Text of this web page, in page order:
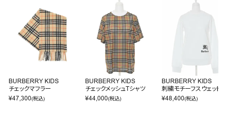
BURBERRY KIDS
チェックマフラー
¥47,300(税込)
BURBERRY KIDS
チェックメッシュTシャツ
¥44,000(税込)
BURBERRY KIDS
刺繍モチーフスウェット
¥48,400(税込)